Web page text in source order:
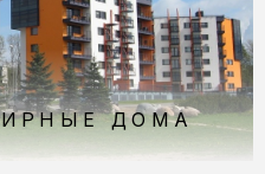
ДОМА